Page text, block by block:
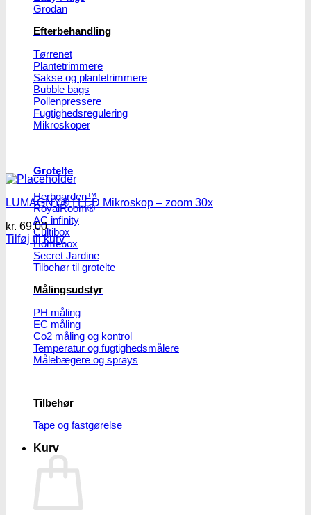
Grodan
Efterbehandling
Tørrenet
Plantetrimmere
Sakse og plantetrimmere
Bubble bags
Pollenpressere
Fugtighedsregulering
Mikroskoper
Grotelte
Herbgarden™
RoyalRoom®
AC infinity
Cultibox
Homebox
Secret Jardine
Tilbehør til grotelte
Målingsudstyr
PH måling
EC måling
Co2 måling og kontrol
Temperatur og fugtighedsmålere
Målebægere og sprays
Tilbehør
Tape og fastgørelse
Kurv
LUMAGNY® | LED Mikroskop – zoom 30x
kr. 69.00
Tilføj til kurv